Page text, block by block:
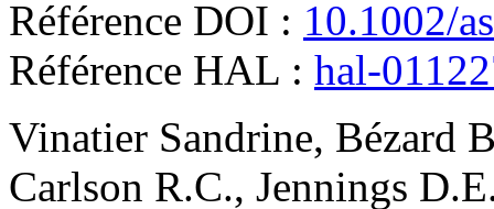
Référence DOI : 10.1002/
Référence HAL : hal-
Vinatier Sandrine, Bézard
Carlson R.C., Jennings